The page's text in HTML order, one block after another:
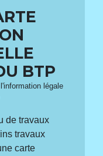
BTP
légale
de travaux
travaux
carte